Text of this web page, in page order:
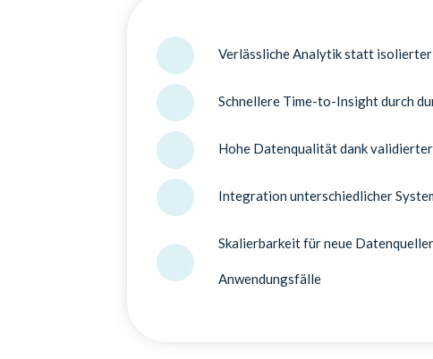
Verlässliche Analytik statt
Schnellere Time-to-Insight durch
Hohe Datenqualität dank
Integration unterschiedlicher
Skalierbarkeit für neue
Anwendungsfälle